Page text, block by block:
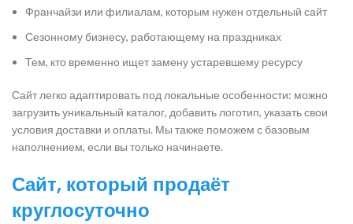
Франчайзи или филиалам, которым нужен отдельный сайт
Сезонному бизнесу, работающему на праздниках
Тем, кто временно ищет замену устаревшему ресурсу
Сайт легко адаптировать под локальные особенности: можно
загрузить уникальный каталог, добавить логотип, указать свои
условия доставки и оплаты. Мы также поможем с базовым
наполнением, если вы только начинаете.
Сайт, который продаёт
круглосуточно